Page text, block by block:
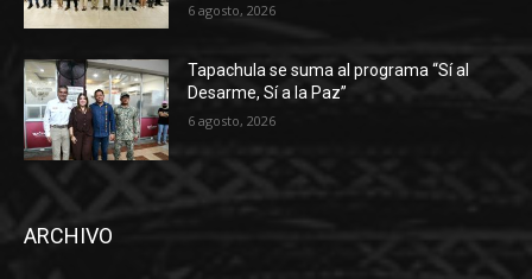
6 agosto, 2026
Tapachula se suma al programa “Sí al
Desarme, Sí a la Paz”
6 agosto, 2026
ARCHIVO